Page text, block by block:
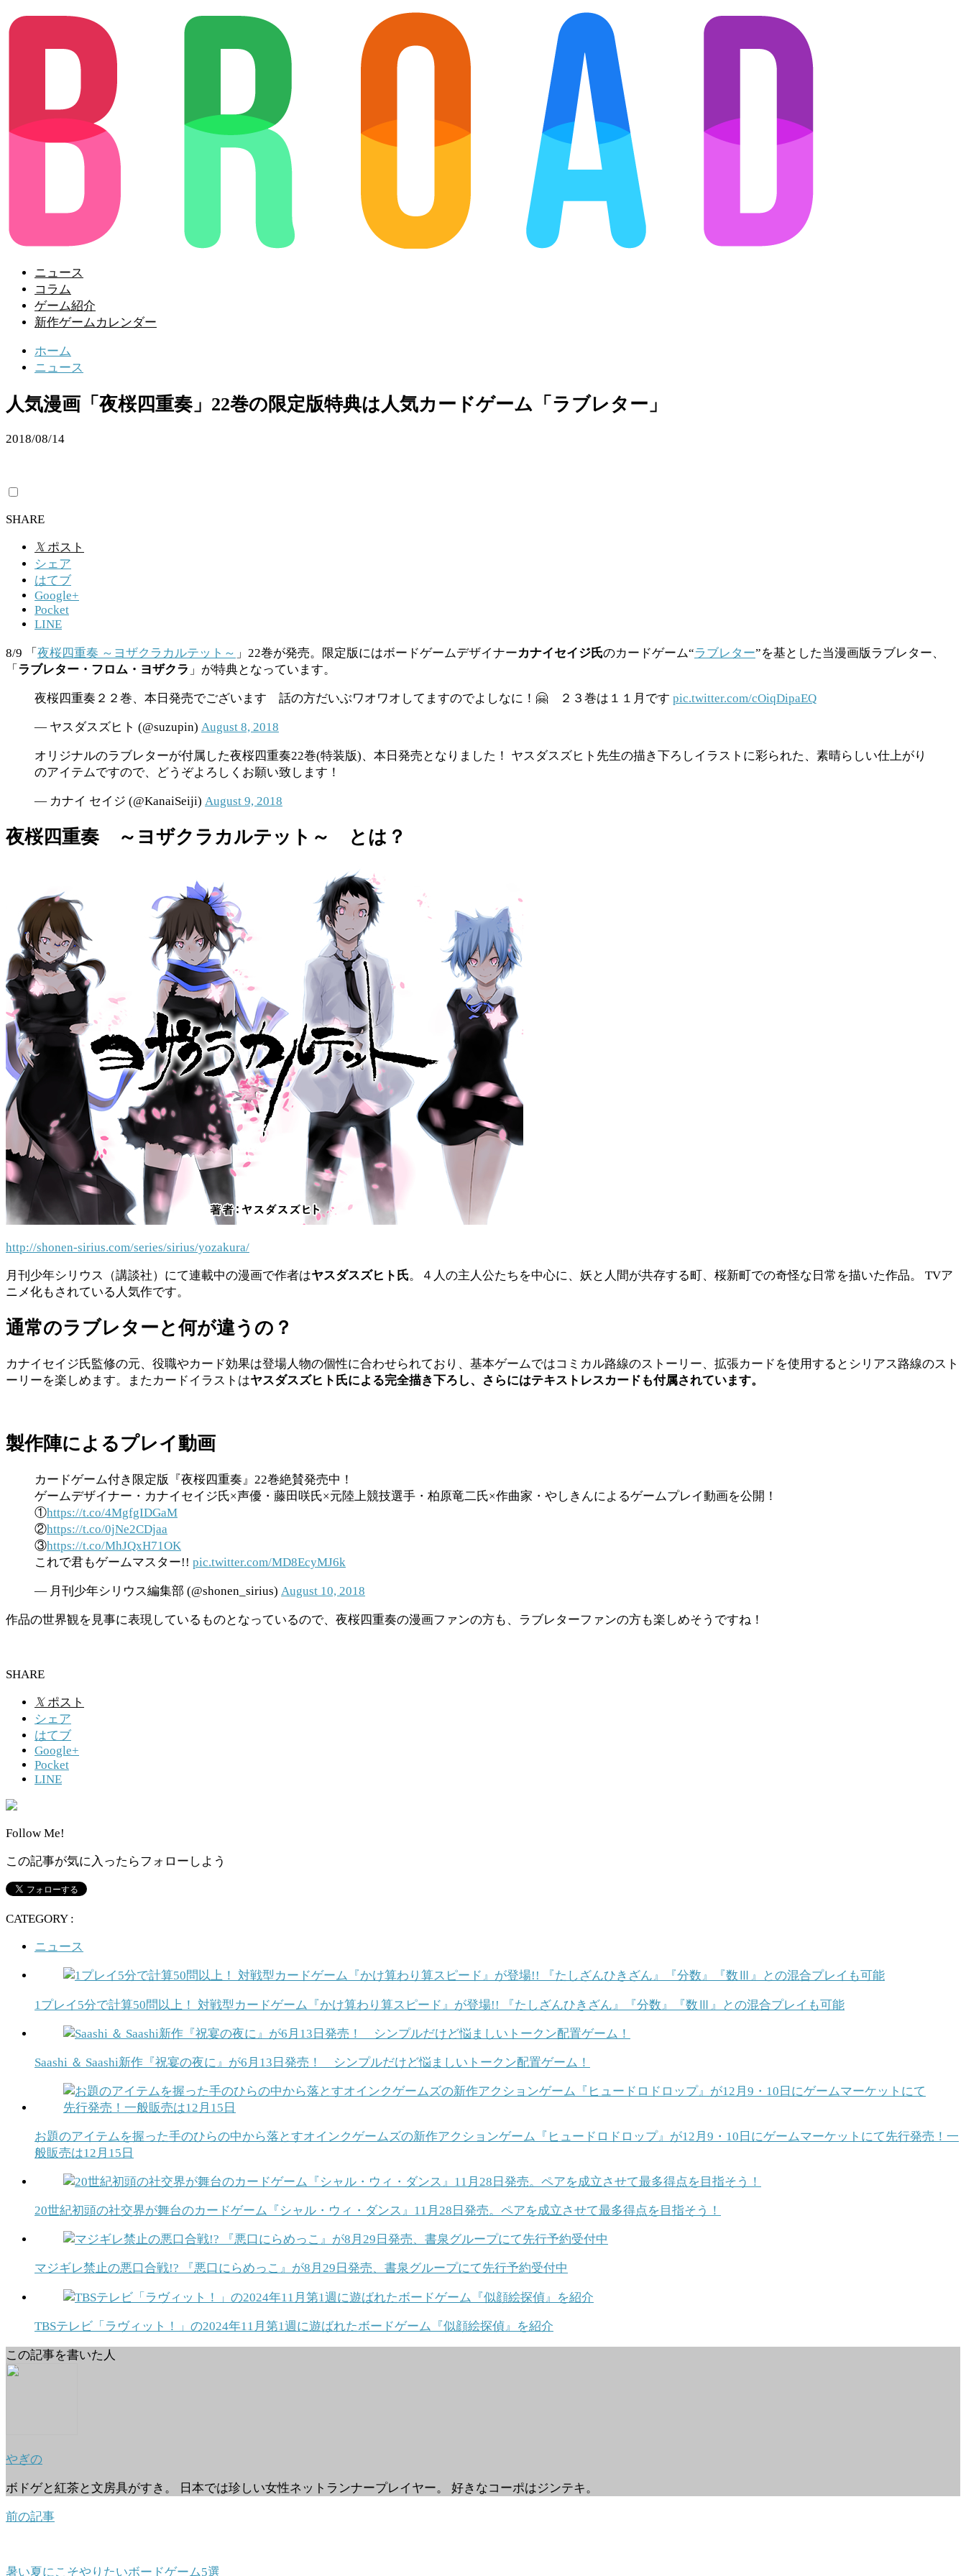
ニュース
コラム
ゲーム紹介
新作ゲームカレンダー
ホーム
ニュース
人気漫画「夜桜四重奏」22巻の限定版特典は人気カードゲーム「ラブレター」
2018/08/14
SHARE
𝕏 ポスト
シェア
はてブ
Google+
Pocket
LINE
8/9 「 夜桜四重奏 ～ヨザクラカルテット～ 」22巻が発売。限定版にはボードゲームデザイナーカナイセイジ氏のカードゲーム“ラブレター”を基とした当漫画版ラブレター、
「 ラブレター・フロム・ヨザクラ 」が特典となっています。
夜桜四重奏２２巻、本日発売でございます 話の方だいぶワオワオしてますのでよしなに！🤗 ２３巻は１１月です pic.twitter.com/cOiqDipaEQ
— ヤスダスズヒト (@suzupin) August 8, 2018
オリジナルのラブレターが付属した夜桜四重奏22巻(特装版)、本日発売となりました！ ヤスダスズヒト先生の描き下ろしイラストに彩られた、素晴らしい仕上がり
のアイテムですので、どうぞよろしくお願い致します！
— カナイ セイジ (@KanaiSeiji) August 9, 2018
夜桜四重奏 ～ヨザクラカルテット～ とは？
http://shonen-sirius.com/series/sirius/yozakura/
月刊少年シリウス（講談社）にて連載中の漫画で作者はヤスダスズヒト氏。４人の主人公たちを中心に、妖と人間が共存する町、桜新町での奇怪な日常を描いた作品。 TVア
ニメ化もされている人気作です。
通常のラブレターと何が違うの？
カナイセイジ氏監修の元、役職やカード効果は登場人物の個性に合わせられており、基本ゲームではコミカル路線のストーリー、拡張カードを使用するとシリアス路線のスト
ーリーを楽しめます。またカードイラストはヤスダスズヒト氏による完全描き下ろし、さらにはテキストレスカードも付属されています。
製作陣によるプレイ動画
カードゲーム付き限定版『夜桜四重奏』22巻絶賛発売中！
ゲームデザイナー・カナイセイジ氏×声優・藤田咲氏×元陸上競技選手・柏原竜二氏×作曲家・やしきんによるゲームプレイ動画を公開！
①https://t.co/4MgfgIDGaM
②https://t.co/0jNe2CDjaa
③https://t.co/MhJQxH71OK
これで君もゲームマスター!! pic.twitter.com/MD8EcyMJ6k
— 月刊少年シリウス編集部 (@shonen_sirius) August 10, 2018
作品の世界観を見事に表現しているものとなっているので、夜桜四重奏の漫画ファンの方も、ラブレターファンの方も楽しめそうですね！
SHARE
𝕏 ポスト
シェア
はてブ
Google+
Pocket
LINE
Follow Me!
この記事が気に入ったらフォローしよう
CATEGORY :
ニュース
1プレイ5分で計算50問以上！ 対戦型カードゲーム『かけ算わり算スピード』が登場!! 『たしざんひきざん』『分数』『数Ⅲ』との混合プレイも可能
Saashi ＆ Saashi新作『祝宴の夜に』が6月13日発売！ シンプルだけど悩ましいトークン配置ゲーム！
お題のアイテムを握った手のひらの中から落とすオインクゲームズの新作アクションゲーム『ヒュードロドロップ』が12月9・10日にゲームマーケットにて先行発売！一
般販売は12月15日
20世紀初頭の社交界が舞台のカードゲーム『シャル・ウィ・ダンス』11月28日発売。ペアを成立させて最多得点を目指そう！
マジギレ禁止の悪口合戦!? 『悪口にらめっこ』が8月29日発売、書泉グループにて先行予約受付中
TBSテレビ「ラヴィット！」の2024年11月第1週に遊ばれたボードゲーム『似顔絵探偵』を紹介
この記事を書いた人
やぎの
ボドゲと紅茶と文房具がすき。 日本では珍しい女性ネットランナープレイヤー。 好きなコーポはジンテキ。
前の記事
暑い夏にこそやりたいボードゲーム5選